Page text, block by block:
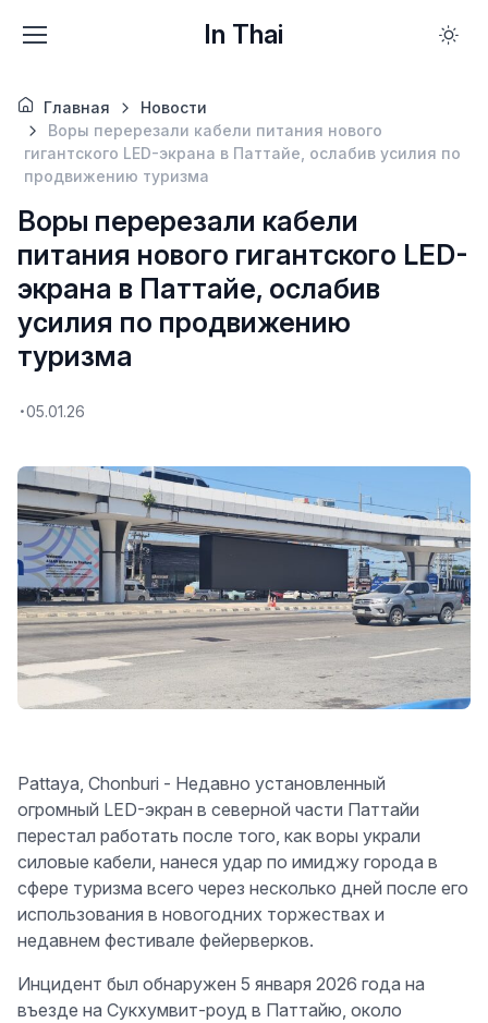
In Thai
Главная
Новости
Воры перерезали кабели питания нового
гигантского LED-экрана в Паттайе, ослабив усилия по
продвижению туризма
Воры перерезали кабели
питания нового гигантского LED-
экрана в Паттайе, ослабив
усилия по продвижению
туризма
05.01.26
Pattaya, Chonburi - Недавно установленный
огромный LED-экран в северной части Паттайи
перестал работать после того, как воры украли
силовые кабели, нанеся удар по имиджу города в
сфере туризма всего через несколько дней после его
использования в новогодних торжествах и
недавнем фестивале фейерверков.
Инцидент был обнаружен 5 января 2026 года на
въезде на Сукхумвит-роуд в Паттайю, около